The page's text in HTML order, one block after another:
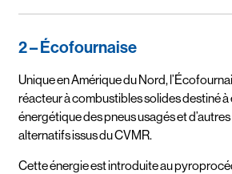
2 – Écofournaise
Unique en Amérique du Nord,
réacteur à combustibles solides destiné
énergétique des pneus usagés et
alternatifs issus du CVMR.
Cette énergie est introduite au